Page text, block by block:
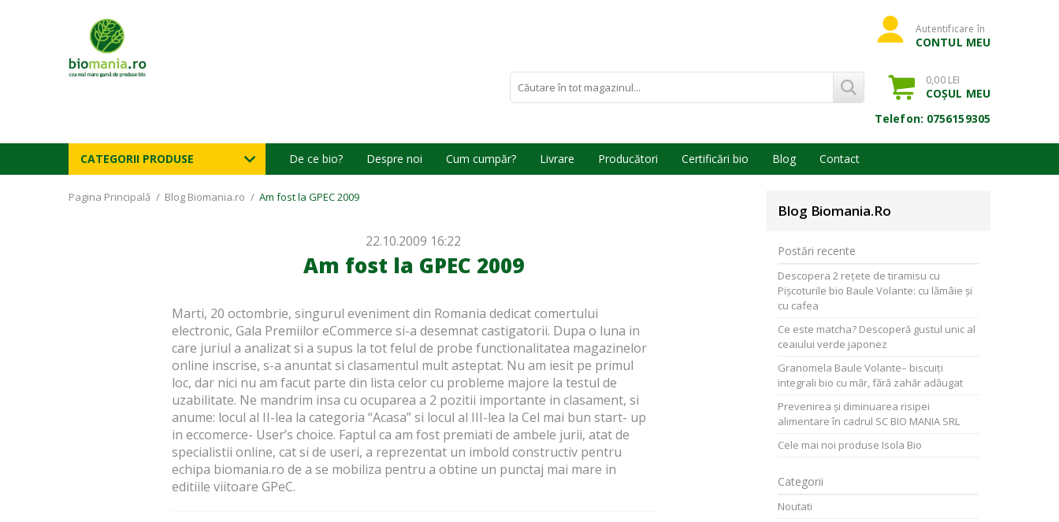
Autentificare în
CONTUL MEU
0,00 LEI
COȘUL MEU
Telefon: 0756159305
CATEGORII PRODUSE De ce bio? Despre noi Cum cumpăr? Livrare Producători Certificări bio Blog Contact
Pagina Principală / Blog Biomania.ro / Am fost la GPEC 2009
Am fost la GPEC 2009
22.10.2009 16:22
Marti, 20 octombrie, singurul eveniment din Romania dedicat comertului
electronic, Gala Premiilor eCommerce si-a desemnat castigatorii. Dupa o luna in
care juriul a analizat si a supus la tot felul de probe functionalitatea magazinelor
online inscrise, s-a anuntat si clasamentul mult asteptat. Nu am iesit pe primul
loc, dar nici nu am facut parte din lista celor cu probleme majore la testul de
uzabilitate. Ne mandrim insa cu ocuparea a 2 pozitii importante in clasament, si
anume: locul al II-lea la categoria “Acasa” si locul al III-lea la Cel mai bun start- up
in eccomerce- User’s choice. Faptul ca am fost premiati de ambele jurii, atat de
specialistii online, cat si de useri, a reprezentat un imbold constructiv pentru
echipa biomania.ro de a se mobiliza pentru a obtine un punctaj mai mare in
editiile viitoareGPeC.
Blog Biomania.ro
Postări recente
Descopera 2 rețete de tiramisu cu
Pișcoturile bio Baule Volante: cu lămâie și
cu cafea
Ce este matcha? Descoperă gustul unic al
ceaiului verde japonez
Granomela Baule Volante– biscuiți
integrali bio cu măr, fără zahăr adăugat
Prevenirea și diminuarea risipei
alimentare în cadrul SC BIO MANIA SRL
Cele mai noi produse Isola Bio
Categorii
Noutati